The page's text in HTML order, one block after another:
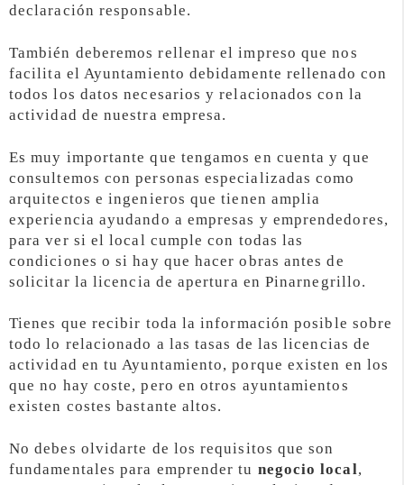
declaración responsable.
También deberemos rellenar el impreso que nos
facilita el Ayuntamiento debidamente rellenado con
todos los datos necesarios y relacionados con la
actividad de nuestra empresa.
Es muy importante que tengamos en cuenta y que
consultemos con personas especializadas como
arquitectos e ingenieros que tienen amplia
experiencia ayudando a empresas y emprendedores,
para ver si el local cumple con todas las
condiciones o si hay que hacer obras antes de
solicitar la licencia de apertura en Pinarnegrillo.
Tienes que recibir toda la información posible sobre
todo lo relacionado a las tasas de las licencias de
actividad en tu Ayuntamiento, porque existen en los
que no hay coste, pero en otros ayuntamientos
existen costes bastante altos.
No debes olvidarte de los requisitos que son
fundamentales para emprender tu negocio local,